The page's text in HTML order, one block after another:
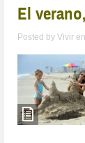
El
Posted byVivir